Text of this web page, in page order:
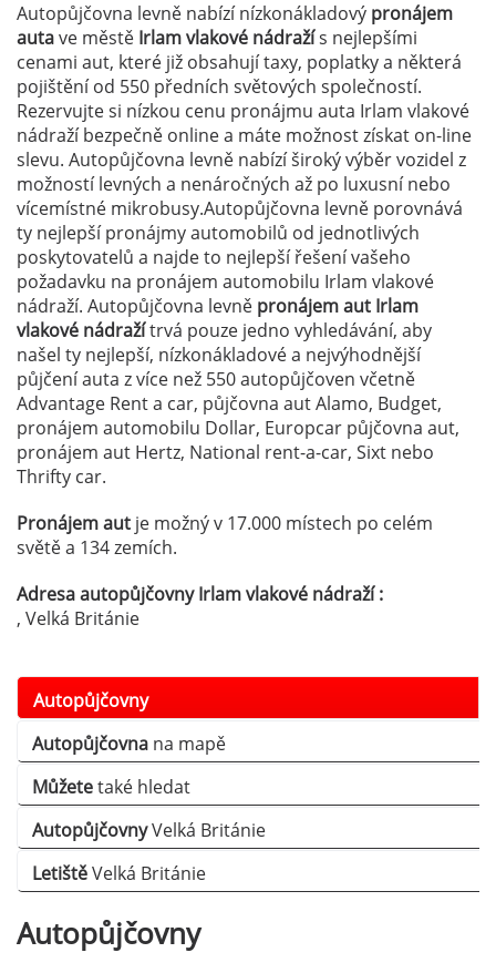
Autopůjčovna levně nabízí nízkonákladový pronájem
autave městě Irlam vlakové nádražís nejlepšími
cenami aut, které již obsahují taxy, poplatky a některá
pojištění od 550 předních světových společností.
Rezervujte si nízkou cenu pronájmu auta Irlam vlakové
nádraží bezpečně online a máte možnost získat on-line
slevu. Autopůjčovna levně nabízí široký výběr vozidel z
možností levných a nenáročných až po luxusní nebo
vícemístné mikrobusy.Autopůjčovna levně porovnává
ty nejlepší pronájmy automobilů od jednotlivých
poskytovatelů a najde to nejlepší řešení vašeho
požadavku na pronájem automobilu Irlam vlakové
nádraží. Autopůjčovna levně pronájem aut Irlam
vlakové nádražítrvá pouze jedno vyhledávání, aby
našel ty nejlepší, nízkonákladové a nejvýhodnější
půjčení auta z více než 550 autopůjčoven včetně
Advantage Rent a car, půjčovna aut Alamo, Budget,
pronájem automobilu Dollar, Europcar půjčovna aut,
pronájem aut Hertz, National rent-a-car, Sixt nebo
Thrifty car.
Pronájem aut je možný v 17.000 místech po celém
světě a 134 zemích.
Adresa autopůjčovny Irlam vlakové nádraží :
, Velká Británie
Autopůjčovny
Autopůjčovna na mapě
Můžetetaké hledat
AutopůjčovnyVelká Británie
LetištěVelká Británie
Autopůjčovny